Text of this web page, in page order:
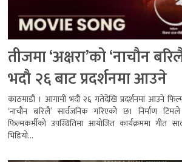
तीजमा ‘अक्षरा’को ‘नाचौन
भदौ २६ बाट प्रदर्शनमा आउने
काठमाडौं । आगामी भदौ २६ गतेदेखि प्रदर्शनमा आउने
‘नाचौन बरिलै’ सार्वजनिक गरिएको छ। निर्माण
फिल्मकर्मीको उपस्थितिमा आयोजित कार्यक्रममा गीत
भिडियो...